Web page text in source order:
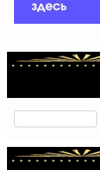
Поиск